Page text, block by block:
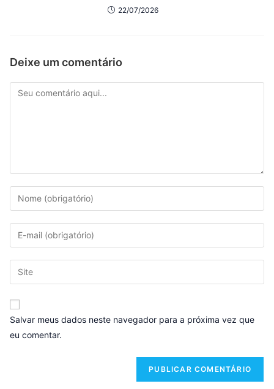
22/07/2026
Deixe um comentário
Salvar meus dados neste navegador para a próxima vez que
eu comentar.